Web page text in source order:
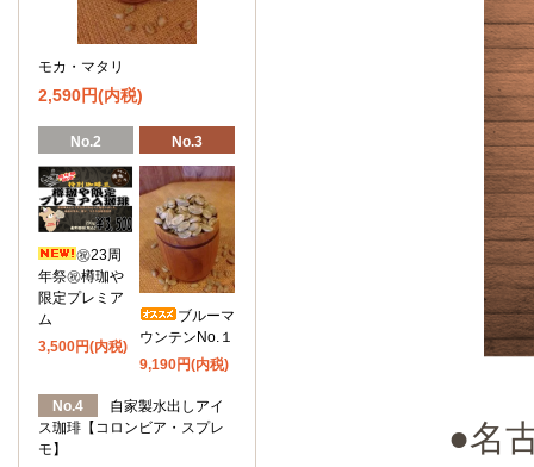
●名
モカ・マタリ
2,590円(内税)
No.2
㊗️23周
年祭㊗️樽珈や
限定プレミア
ム
3,500円(内税)
No.3
ブルーマ
ウンテンNo.１
9,190円(内税)
No.4
自家製水出しアイ
ス珈琲【コロンビア・スプレ
モ】